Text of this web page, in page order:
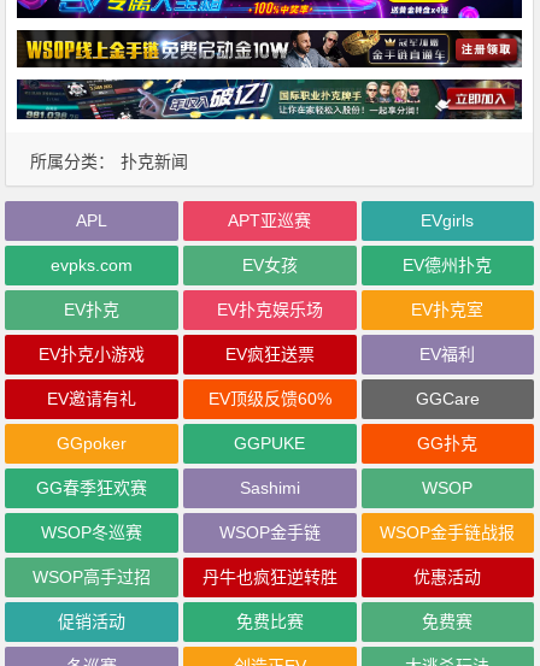
所属分类： 扑克新闻
APL APT亚巡赛 EVgirls
evpks.com EV女孩 EV德州扑克
EV扑克 EV扑克娱乐场 EV扑克室
EV扑克小游戏 EV疯狂送票 EV福利
EV邀请有礼 EV顶级反馈60% GGCare
GGpoker GGPUKE GG扑克
GG春季狂欢赛 Sashimi WSOP
WSOP冬巡赛 WSOP金手链 WSOP金手链战报
WSOP高手过招 丹牛也疯狂逆转胜 优惠活动
促销活动 免费比赛 免费赛